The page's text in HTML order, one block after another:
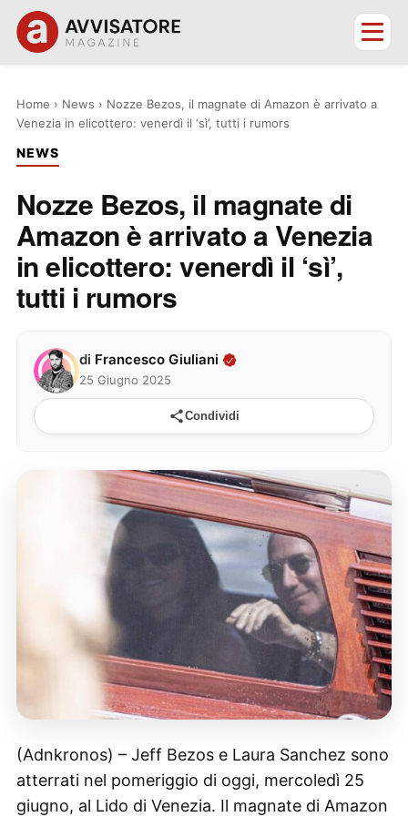
Home › News › Nozze Bezos, il magnate di Amazon è arrivato a
Venezia in elicottero: venerdì il ‘sì’, tutti i rumors
NEWS
Nozze Bezos, il magnate di
Amazon è arrivato a Venezia
in elicottero: venerdì il ‘sì’,
tutti i rumors
di Francesco Giuliani
25 Giugno 2025
Condividi
(Adnkronos) – Jeff Bezos e Laura Sanchez sono
atterrati nel pomeriggio di oggi, mercoledì 25
giugno, al Lido di Venezia. Il magnate di Amazon